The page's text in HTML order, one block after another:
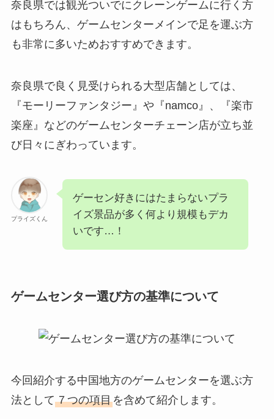
奈良県では観光ついでにクレーンゲームに行く方
はもちろん、ゲームセンターメインで足を運ぶ方
も非常に多いためおすすめできます。
奈良県で良く見受けられる大型店舗としては、
『モーリーファンタジー』や『namco』、『楽市
楽座』などのゲームセンターチェーン店が立ち並
び日々にぎわっています。
プライズくん
ゲーセン好きにはたまらないプラ
イズ景品が多く何より規模もデカ
いです…！
ゲームセンター選び方の基準について
今回紹介する中国地方のゲームセンターを選ぶ方
法として７つの項目を含めて紹介します。